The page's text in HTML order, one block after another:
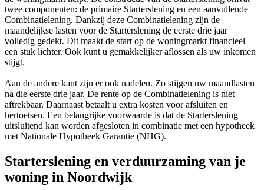
twee componenten: de primaire Starterslening en een aanvullende
Combinatielening. Dankzij deze Combinatielening zijn de
maandelijkse lasten voor de Starterslening de eerste drie jaar
volledig gedekt. Dit maakt de start op de woningmarkt financieel
een stuk lichter. Ook kunt u gemakkelijker aflossen als uw inkomen
stijgt.
Aan de andere kant zijn er ook nadelen. Zo stijgen uw maandlasten
na die eerste drie jaar. De rente op de Combinatielening is niet
aftrekbaar. Daarnaast betaalt u extra kosten voor afsluiten en
hertoetsen. Een belangrijke voorwaarde is dat de Starterslening
uitsluitend kan worden afgesloten in combinatie met een hypotheek
met Nationale Hypotheek Garantie (NHG).
Starterslening en verduurzaming van je
woning in Noordwijk